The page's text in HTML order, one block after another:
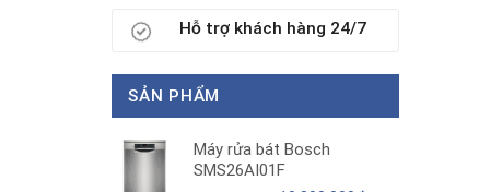
Hỗ trợ khách hàng 24/7
SẢN PHẨM
Máy rửa bát Bosch
SMS26AI01F